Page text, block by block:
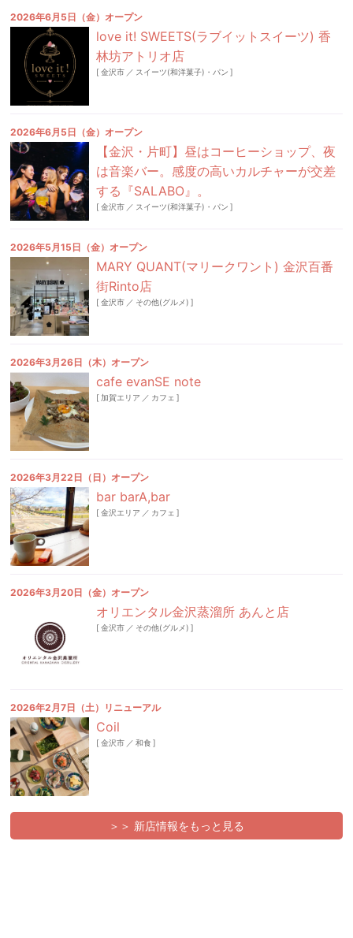
2026年6月5日（金）オープン
love it! SWEETS(ラブイットスイーツ) 香
林坊アトリオ店
[金沢市 ／ スイーツ(和洋菓子)・パン ]
2026年6月5日（金）オープン
【金沢・片町】昼はコーヒーショップ、夜
は音楽バー。感度の高いカルチャーが交差
する『SALABO』。
[金沢市 ／ スイーツ(和洋菓子)・パン ]
2026年5月15日（金）オープン
MARY QUANT(マリークワント) 金沢百番
街Rinto店
[金沢市 ／ その他(グルメ) ]
2026年3月26日（木）オープン
cafe evanSE note
[ 加賀エリア ／ カフェ ]
2026年3月22日（日）オープン
bar barA,bar
[金沢エリア ／ カフェ ]
2026年3月20日（金）オープン
オリエンタル金沢蒸溜所 あんと店
[金沢市 ／ その他(グルメ) ]
2026年2月7日（土）リニューアル
Coil
[金沢市 ／ 和食]
＞＞ 新店情報をもっと見る